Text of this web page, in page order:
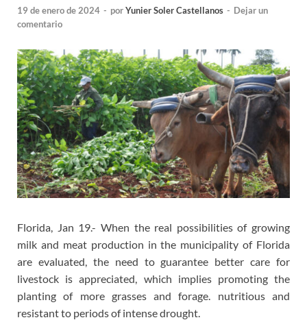
19 de enero de 2024 - porYunier Soler Castellanos - Dejar un
comentario
Florida, Jan 19.- When the real possibilities of growing
milk and meat production in the municipality of Florida
are evaluated, the need to guarantee better care for
livestock is appreciated, which implies promoting the
planting of more grasses and forage. nutritious and
resistant to periods of intense drought.